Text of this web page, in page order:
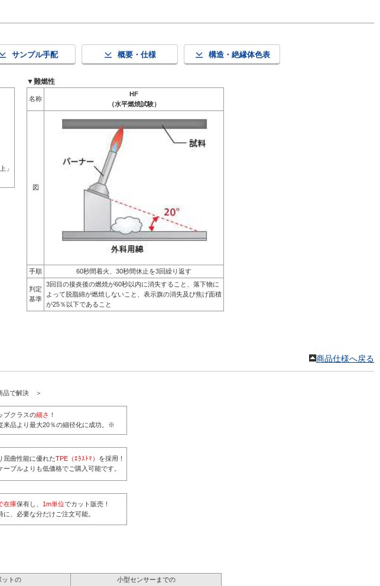
サンプル手配 概要・仕様 構造・絶縁体色表
」
▼難燃性
名称
HF
（水平燃焼試験）
図
手順 60秒間着火、30秒間休止を3回繰り返す
判定
基準
3回目の接炎後の燃焼が60秒以内に消失すること、落下物に
よって脱脂綿が燃焼しないこと、表示旗の消失及び焦げ面積
が25％以下であること
商品仕様へ戻る
品で解決 ＞
プクラスの細さ ！
来品より最大20％の細径化に成功。※
屈曲性能に優れたTPE（ｴﾗｽﾄﾏ） を採用！
ーブルよりも低価格でご購入可能です。
在庫保有し、 1m単位でカット販売！
に、必要な分だけご注文可能。
ットの
小型センサーまでの